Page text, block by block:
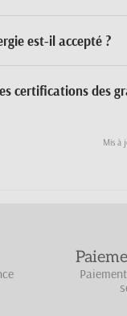
est-il accepté ?
certifications des
Mis à